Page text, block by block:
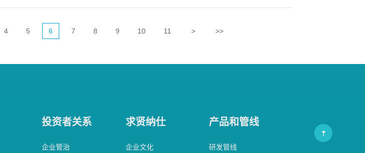
4 5 6 7 8 9 10 11 > >>
投资者关系
企业管治
求贤纳仕
企业文化
产品和管线
研发管线